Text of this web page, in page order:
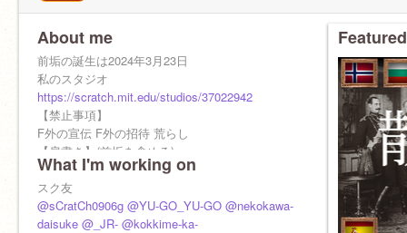
About me
前垢の誕生は2024年3月23日
私のスタジオ
https://scratch.mit.edu/studios/37022942
【禁止事項】
F外の宣伝 F外の招待 荒らし
【肩書き】(前垢を含める)
全体傾向4P (24/7/4)
PBG12メンバー
What I'm working on
スク友
@sCratCh0906g @YU-GO_YU-GO @nekokawa-
daisuke @_JR- @kokkime-ka-